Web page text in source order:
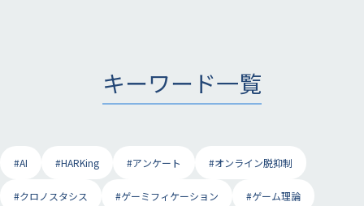
キーワード一覧
#AI #HARKing #アンケート #オンライン脱抑制
#クロノスタシス #ゲーミフィケーション #ゲーム理論